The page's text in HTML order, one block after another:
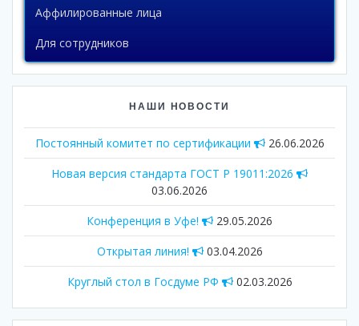
Аффилированные лица
Для сотрудников
НАШИ НОВОСТИ
Постоянный комитет по сертификации
26.06.2026
Новая версия стандарта ГОСТ Р 19011:2026
03.06.2026
Конференция в Уфе!
29.05.2026
Открытая линия!
03.04.2026
Круглый стол в Госдуме РФ
02.03.2026